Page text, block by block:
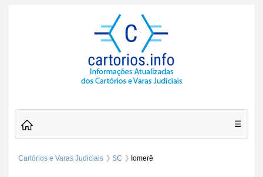
☰
Cartórios e Varas Judiciais SC Iomerê